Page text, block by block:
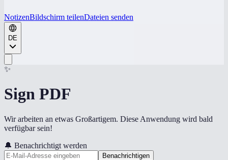
NotizenBildschirm teilenDateien senden
DE
✨
Sign PDF
Wir arbeiten an etwas Großartigem. Diese Anwendung wird bald
verfügbar sein!
🔔 Benachrichtigt werden
Benachrichtigen